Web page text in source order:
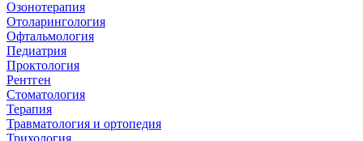
Озонотерапия
Отоларингология
Офтальмология
Педиатрия
Проктология
Рентген
Стоматология
Терапия
Травматология и ортопедия
Трихология